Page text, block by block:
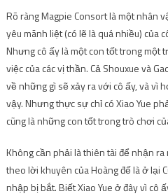
Rõ ràng Magpie Consort là một nhân
yêu mãnh liệt (có lẽ là quá nhiều) của
Nhưng cô ấy là một con tốt trong một
việc của các vị thần. Cả Shouxue và
về những gì sẽ xảy ra với cô ấy, và vì
vậy. Nhưng thực sự chỉ có Xiao Yue
cũng là những con tốt trong trò chơi
Không cần phải là thiên tài để nhận
theo lời khuyên của Hoàng đế là ở lại
nhập bị bắt. Biết Xiao Yue ở đây vì cô